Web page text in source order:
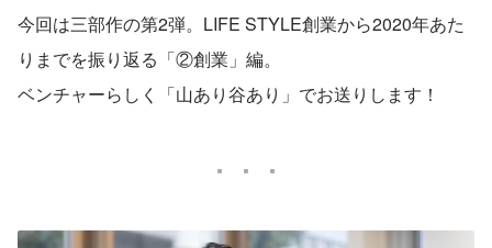
今回は三部作の第2弾。LIFE STYLE創業から2020年あた
りまでを振り返る「②創業」編。
ベンチャーらしく「山あり谷あり」でお送りします！